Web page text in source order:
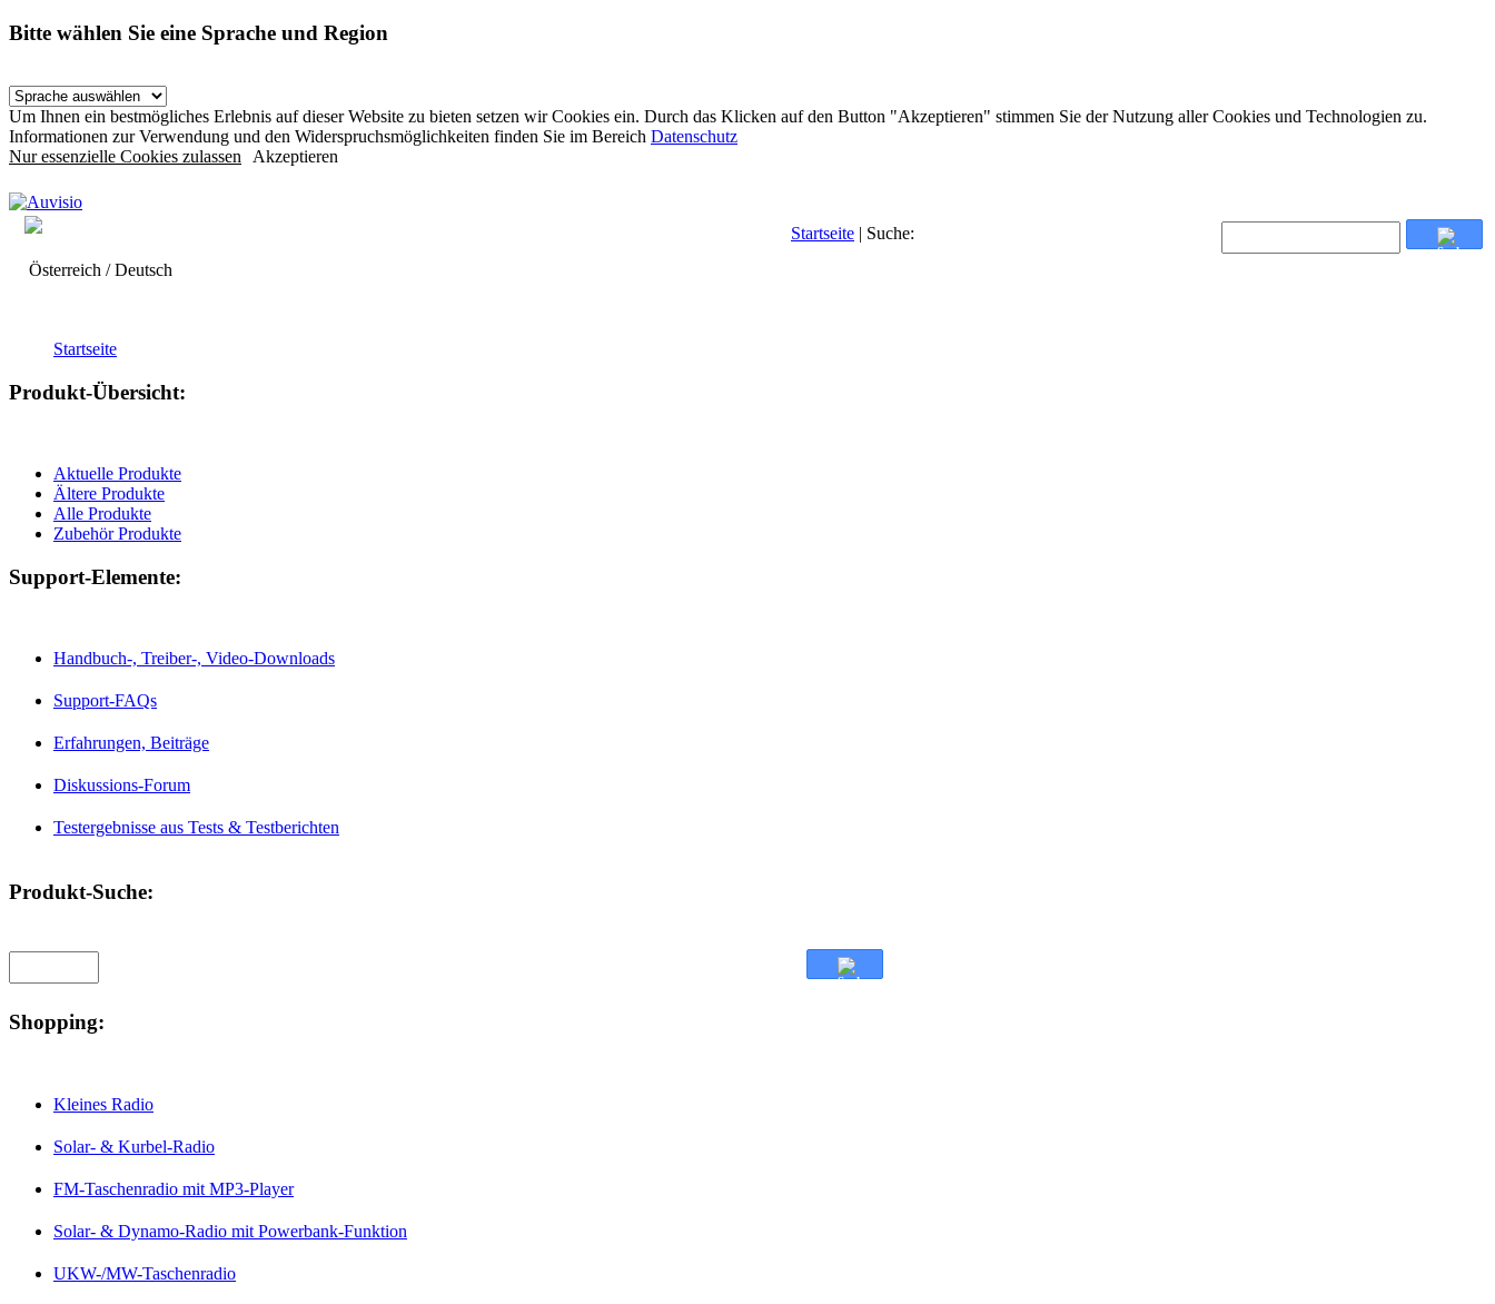
Bitte wählen Sie eine Sprache und Region
Um Ihnen ein bestmögliches Erlebnis auf dieser Website zu bieten setzen wir Cookies ein. Durch das Klicken auf den Button "Akzeptieren" stimmen Sie der Nutzung aller Cookies und Technologien zu.
Informationen zur Verwendung und den Widerspruchsmöglichkeiten finden Sie im Bereich Datenschutz
Nur essenzielle Cookies zulassen Akzeptieren
Österreich / Deutsch
Startseite | Suche:
Startseite
Produkt-Übersicht:
Aktuelle Produkte
Ältere Produkte
Alle Produkte
Zubehör Produkte
Support-Elemente:
Handbuch-, Treiber-, Video-Downloads
Support-FAQs
Erfahrungen, Beiträge
Diskussions-Forum
Testergebnisse aus Tests & Testberichten
Produkt-Suche:
Shopping:
Kleines Radio
Solar- & Kurbel-Radio
FM-Taschenradio mit MP3-Player
Solar- & Dynamo-Radio mit Powerbank-Funktion
UKW-/MW-Taschenradio